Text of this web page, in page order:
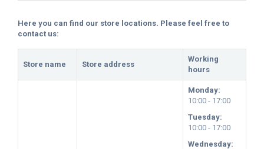
Here you can find our store locations. Please feel free to
contact us:
Store name Store address
Working
hours
Monday:
10:00 - 17:00
Tuesday:
10:00 - 17:00
Wednesday: